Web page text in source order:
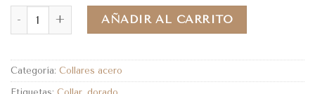
AÑADIR AL CARRITO
Categoría: Collares acero